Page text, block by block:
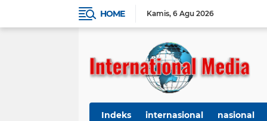
HOME Kamis 6 Agu 2026
Indeks internasional nasional